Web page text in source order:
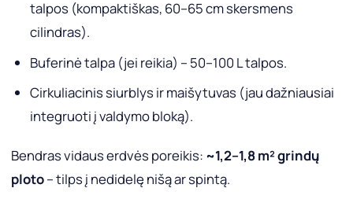
talpos (kompaktiškas, 60–65 cm skersmens
cilindras).
Buferinė talpa (jei reikia) – 50–100 L talpos.
Cirkuliacinis siurblys ir maišytuvas (jau dažniausiai
integruoti į valdymo bloką).
Bendras vidaus erdvės poreikis: ~1,2–1,8 m² grindų
ploto– tilps į nedidelę nišą ar spintą.